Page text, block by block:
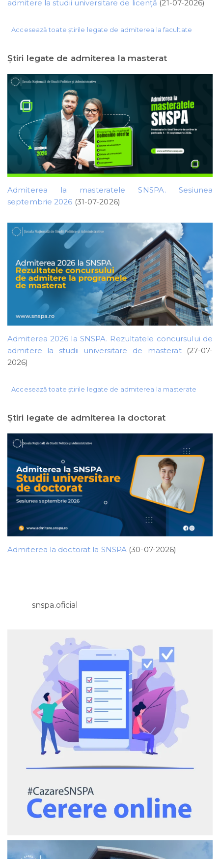
admitere la studii universitare de licență (21-07-2026)
Accesează toate știrile legate de admiterea la facultate
Ştiri legate de admiterea la masterat
Admiterea la masteratele SNSPA. Sesiunea
septembrie 2026 (31-07-2026)
Admiterea 2026 la SNSPA. Rezultatele concursului de
admitere la studii universitare de masterat
(27-07-
2026)
Accesează toate știrile legate de admiterea la masterate
Ştiri legate de admiterea la doctorat
Admiterea la doctorat la SNSPA (30-07-2026)
snspa.oficial